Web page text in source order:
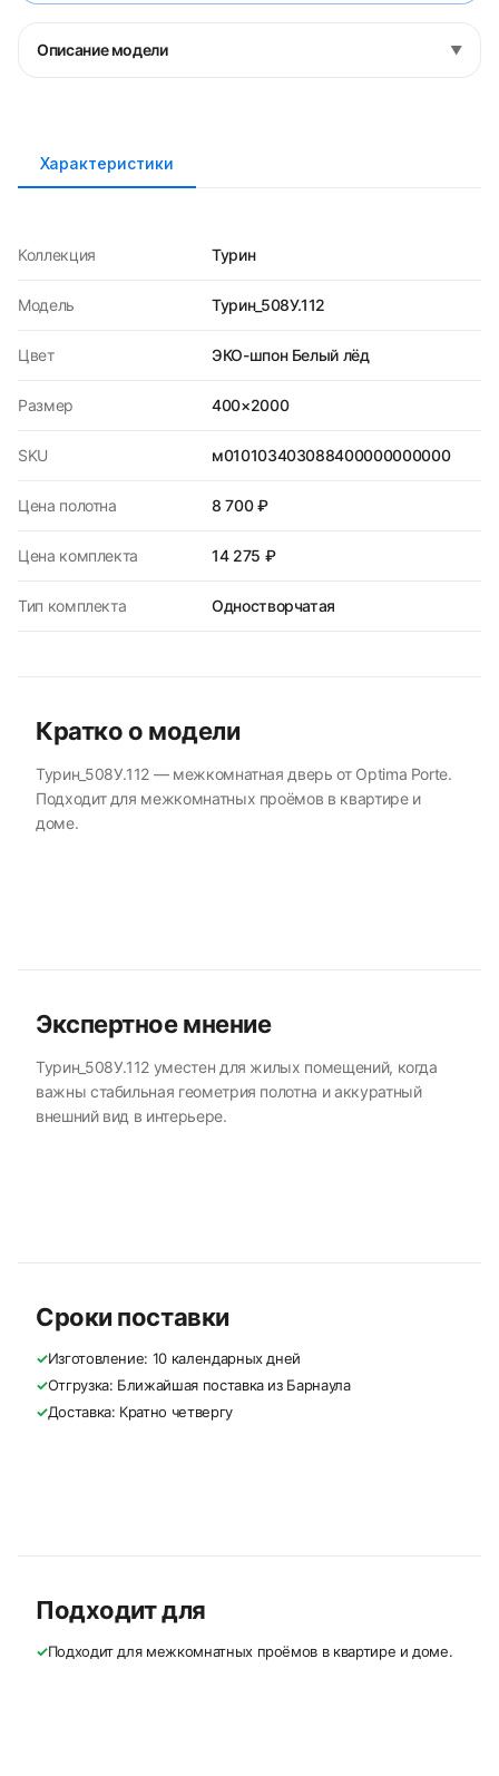
Описание модели ▼
Характеристики
Коллекция Турин
Модель Турин_508У.112
Цвет ЭКО-шпон Белый лёд
Размер 400×2000
SKU м010103403088400000000000
Цена полотна 8 700 ₽
Цена комплекта 14 275 ₽
Тип комплекта Одностворчатая
Кратко о модели
Турин_508У.112 — межкомнатная дверь от Optima Porte.
Подходит для межкомнатных проёмов в квартире и
доме.
Экспертное мнение
Турин_508У.112 уместен для жилых помещений, когда
важны стабильная геометрия полотна и аккуратный
внешний вид в интерьере.
Сроки поставки
✓Изготовление: 10 календарных дней
✓Отгрузка: Ближайшая поставка из Барнаула
✓Доставка: Кратно четвергу
Подходит для
✓Подходит для межкомнатных проёмов в квартире и доме.